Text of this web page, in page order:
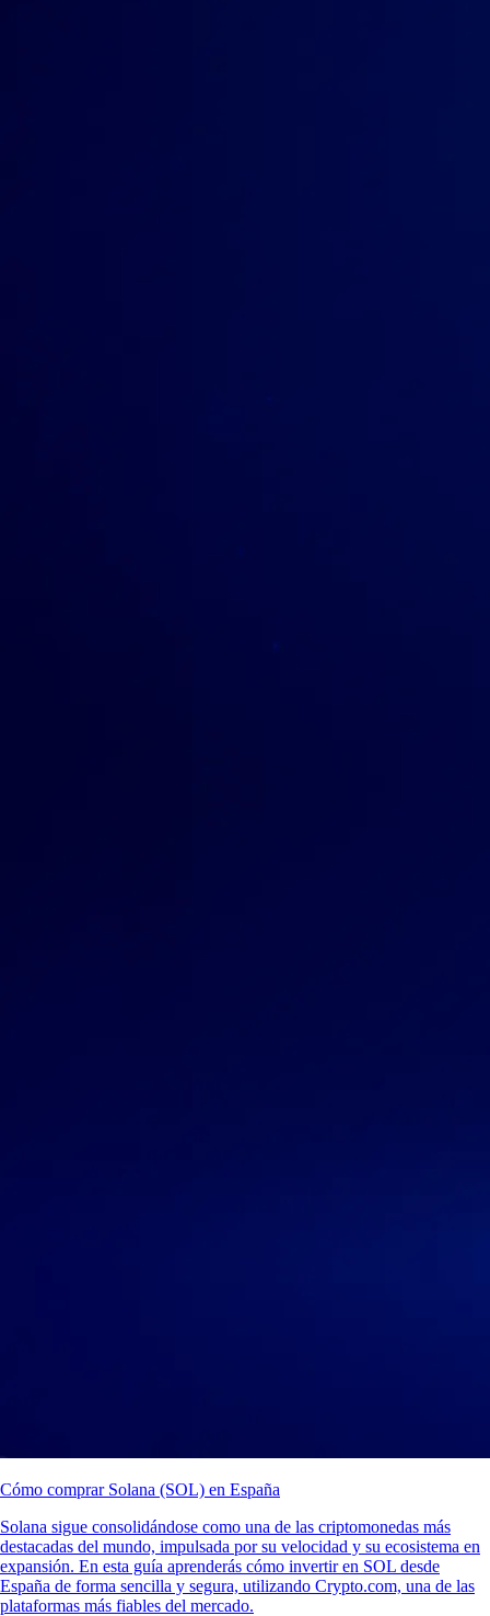
Cómo comprar Solana (SOL) en España
Solana sigue consolidándose como una de las criptomonedas más
destacadas del mundo, impulsada por su velocidad y su ecosistema en
expansión. En esta guía aprenderás cómo invertir en SOL desde
España de forma sencilla y segura, utilizando Crypto.com, una de las
plataformas más fiables del mercado.